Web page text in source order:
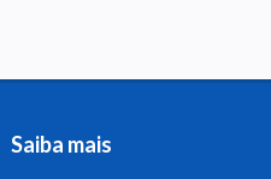
Saiba mais